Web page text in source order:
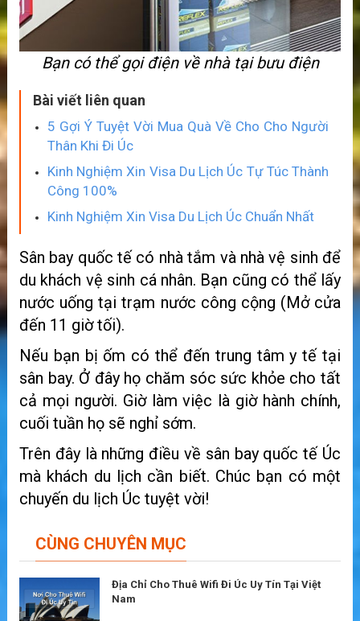
Bạn có thể gọi điện về nhà tại bưu điện
Bài viết liên quan
5 Gợi Ý Tuyệt Vời Mua Quà Về Cho Cho Người
Thân Khi Đi Úc
Kinh Nghiệm Xin Visa Du Lịch Úc Tự Túc Thành
Công 100%
Kinh Nghiệm Xin Visa Du Lịch Úc Chuẩn Nhất
Sân bay quốc tế có nhà tắm và nhà vệ sinh để
du khách vệ sinh cá nhân. Bạn cũng có thể lấy
nước uống tại trạm nước công cộng (Mở cửa
đến 11 giờ tối).
Nếu bạn bị ốm có thể đến trung tâm y tế tại
sân bay. Ở đây họ chăm sóc sức khỏe cho tất
cả mọi người. Giờ làm việc là giờ hành chính,
cuối tuần họ sẽ nghỉ sớm.
Trên đây là những điều về sân bay quốc tế Úc
mà khách du lịch cần biết. Chúc bạn có một
chuyến du lịch Úc tuyệt vời!
CÙNG CHUYÊN MỤC
Địa Chỉ Cho Thuê Wifi Đi Úc Uy Tín Tại Việt
Nam